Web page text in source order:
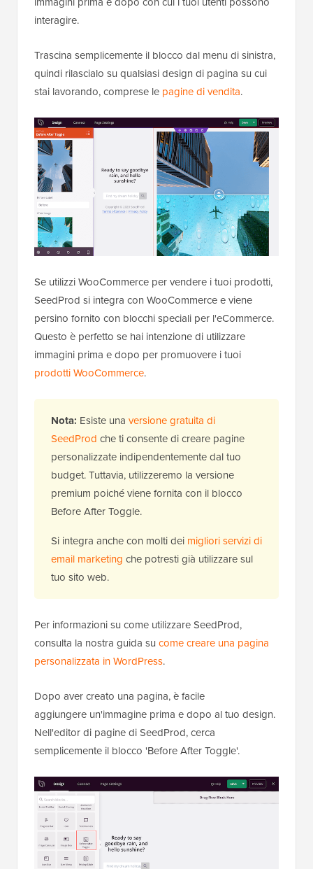
interagire.
Trascina semplicemente il blocco dal menu di sinistra,
quindi rilascialo su qualsiasi design di pagina su cui
stai lavorando, comprese le pagine di vendita.
Se utilizzi WooCommerce per vendere i tuoi prodotti,
SeedProd si integra con WooCommerce e viene
persino fornito con blocchi speciali per l'eCommerce.
Questo è perfetto se hai intenzione di utilizzare
immagini prima e dopo per promuovere i tuoi
prodotti WooCommerce.
Nota: Esiste una versione gratuita di
SeedProd che ti consente di creare pagine
personalizzate indipendentemente dal tuo
budget. Tuttavia, utilizzeremo la versione
premium poiché viene fornita con il blocco
Before After Toggle.
Si integra anche con molti dei migliori servizi di
email marketing che potresti già utilizzare sul
tuo sito web.
Per informazioni su come utilizzare SeedProd,
consulta la nostra guida su come creare una pagina
personalizzata in WordPress.
Dopo aver creato una pagina, è facile
aggiungere un'immagine prima e dopo al tuo design.
Nell'editor di pagine di SeedProd, cerca
semplicemente il blocco 'Before After Toggle'.